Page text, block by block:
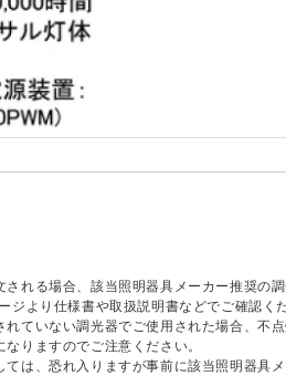
れる場合、該当照明器具メーカー推奨の
ジより仕様書や取扱説明書などでご確認く
ていない調光器でご使用された場合、不
りますのでご注意ください。
は、恐れ入りますが事前に該当照明器具